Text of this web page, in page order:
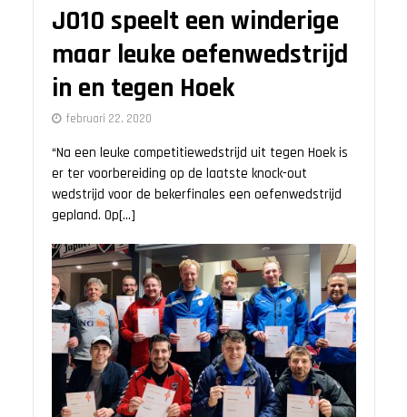
JO10 speelt een winderige
maar leuke oefenwedstrijd
in en tegen Hoek
februari 22, 2020
“Na een leuke competitiewedstrijd uit tegen Hoek is
er ter voorbereiding op de laatste knock-out
wedstrijd voor de bekerfinales een oefenwedstrijd
gepland. Op[...]